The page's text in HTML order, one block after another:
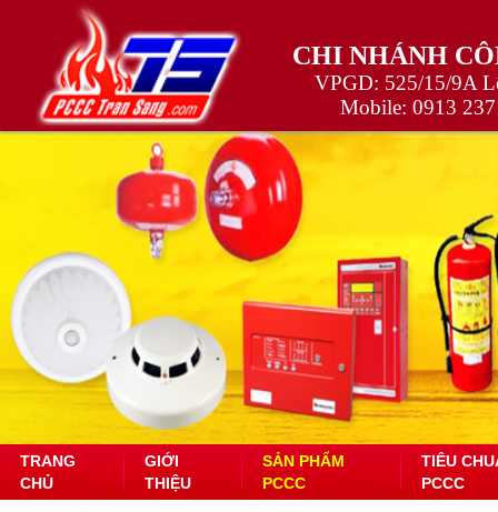
CHI NHÁNH
VPGD: 525/15/9A
Mobile: 0913
TRANG
CHỦ
GIỚI
THIỆU
SẢN PHẨM
PCCC
TIÊU
PCCC